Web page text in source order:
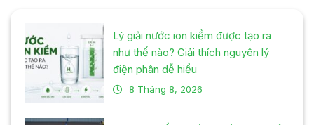
Lý giải nước ion kiềm được tạo ra
như thế nào? Giải thích nguyên lý
điện phân dễ hiểu
8 Tháng 8, 2026